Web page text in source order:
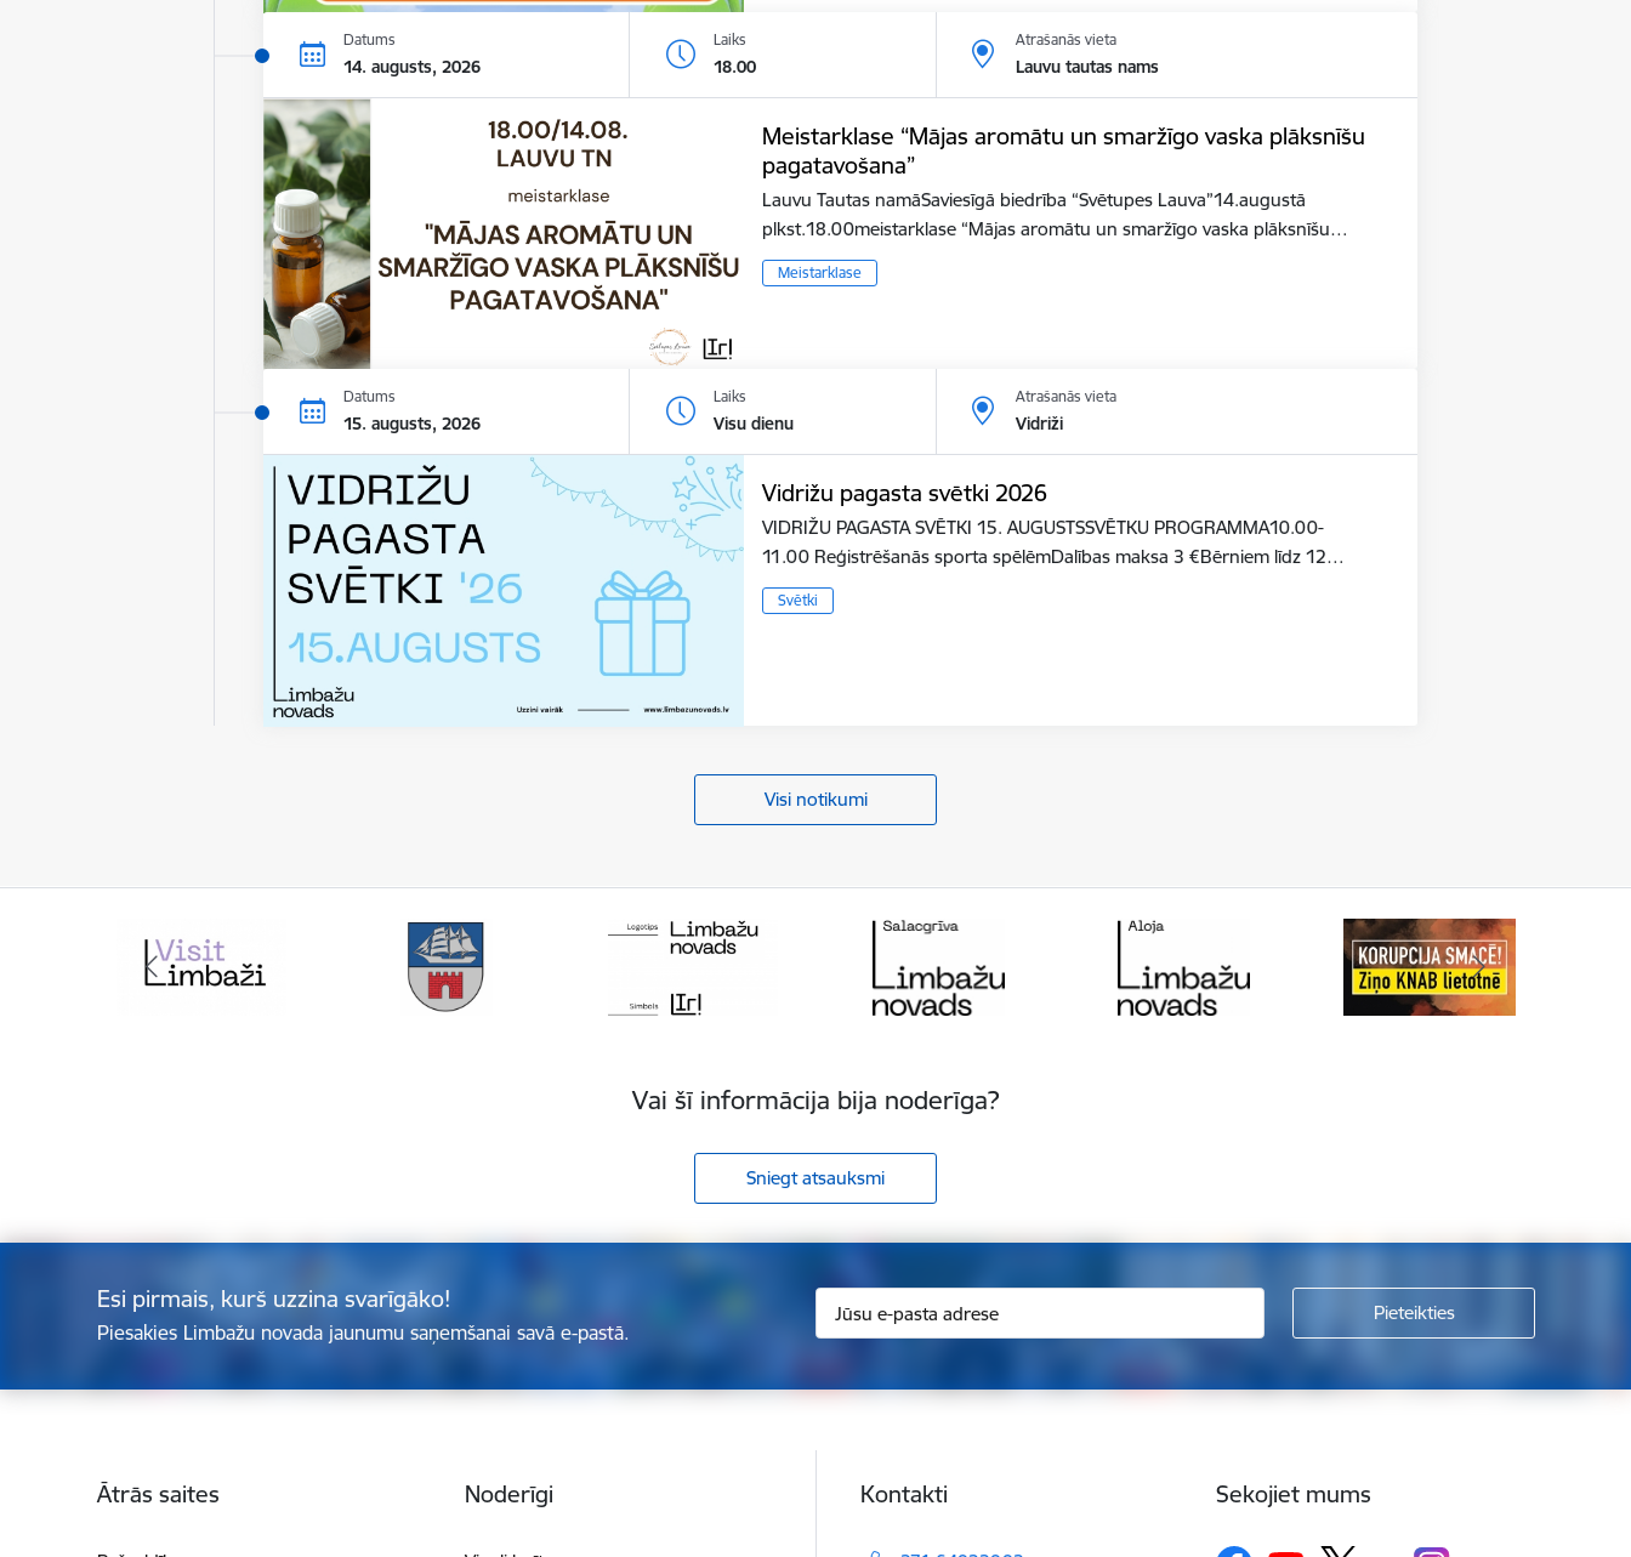
Datums
14. augusts, 2026
Laiks
18.00
Atrašanās vieta
Lauvu tautas nams
Meistarklase “Mājas aromātu un smaržīgo vaska plāksnīšu
pagatavošana”
Lauvu Tautas namāSaviesīgā biedrība “Svētupes Lauva”14.augustā
plkst.18.00meistarklase “Mājas aromātu un smaržīgo vaska plāksnīšu…
Meistarklase
Datums
15. augusts, 2026
Laiks
Visu dienu
Atrašanās vieta
Vidriži
Vidrižu pagasta svētki 2026
VIDRIŽU PAGASTA SVĒTKI 15. AUGUSTSSVĒTKU PROGRAMMA10.00-
11.00 Reģistrēšanās sporta spēlēmDalības maksa 3 €Bērniem līdz 12…
Svētki
Visi notikumi
Vai šī informācija bija noderīga?
Sniegt atsauksmi
Esi pirmais, kurš uzzina svarīgāko!
Piesakies Limbažu novada jaunumu saņemšanai savā e-pastā.
Ātrās saites Noderīgi Kontakti Sekojiet mums